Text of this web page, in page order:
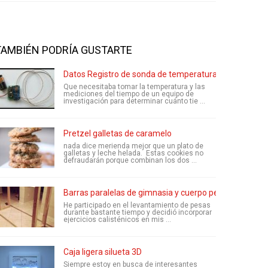
PODRÍA GUSTARTE
Datos Registro de sonda de temperatura (-200 ° C a
Que necesitaba tomar la temperatura y las
mediciones del tiempo de un equipo de
investigación para determinar cuánto tie ...
Pretzel galletas de caramelo
nada dice merienda mejor que un plato de
galletas y leche helada. Estas cookies no
defraudarán porque combinan los dos ...
Barras paralelas de gimnasia y cuerpo peso ejercicio
He participado en el levantamiento de pesas
durante bastante tiempo y decidió incorporar
ejercicios calisténicos en mis ...
Caja ligera silueta 3D
Siempre estoy en busca de interesantes